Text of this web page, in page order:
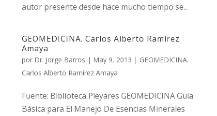
autor presente desde hace mucho tiempo se...
GEOMEDICINA. Carlos Alberto Ramírez
Amaya
por Dr. Jorge Barros | May 9, 2013 | GEOMEDICINA.
Carlos Alberto Ramírez Amaya
Fuente: Biblioteca Pleyares GEOMEDICINA Guía
Básica para El Manejo De Esencias Minerales